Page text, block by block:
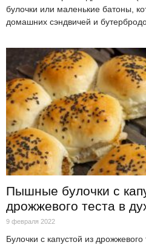
булочки или маленькие батоны,
домашних сэндвичей и
Пышные булочки с
дрожжевого теста в
9 февраля 2022
Булочки с капустой из дрожжевого